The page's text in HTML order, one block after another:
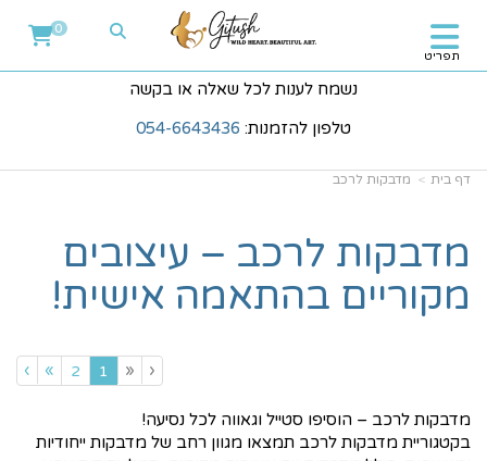
נשמח לענות לכל שאלה או בקשה
טלפון להזמנות: 054-6643436
תפריט
0
דף בית מדבקות לרכב
מדבקות לרכב – עיצובים
מקוריים בהתאמה אישית!
‹
«
1
2
»
›
מדבקות לרכב – הוסיפו סטייל וגאווה לכל נסיעה!
בקטגוריית מדבקות לרכב תמצאו מגוון רחב של מדבקות ייחודיות